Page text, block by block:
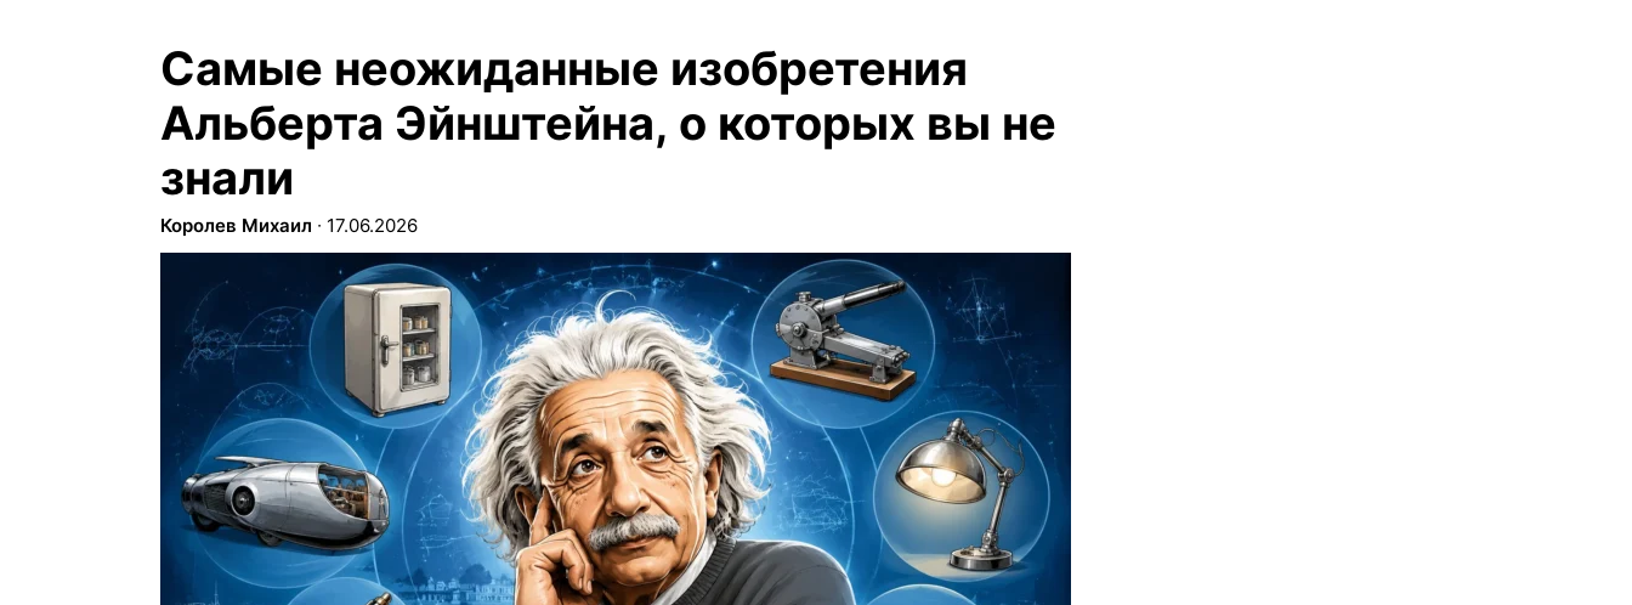
Самые неожиданные изобретения
Альберта Эйнштейна, о которых вы не
знали
Королев Михаил ∙ 17.06.2026